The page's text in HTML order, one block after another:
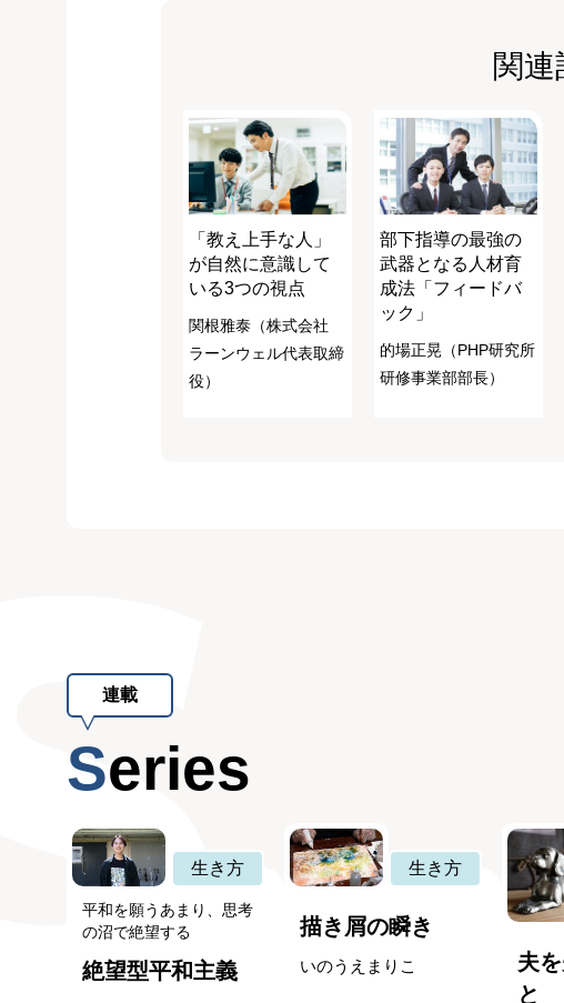
関連
「教え上手な人」
が自然に意識して
いる3つの視点
関根雅泰（株式会社
ラーンウェル代表取締
役）
部下指導の最強の
武器となる人材育
成法「フィードバ
ック」
的場正晃（PHP研究所
研修事業部部長）
連載
Series
生き方
平和を願うあまり、思考
の沼で絶望する
絶望型平和主義
生き方
描き屑の瞬き
いのうえまりこ
夫
と